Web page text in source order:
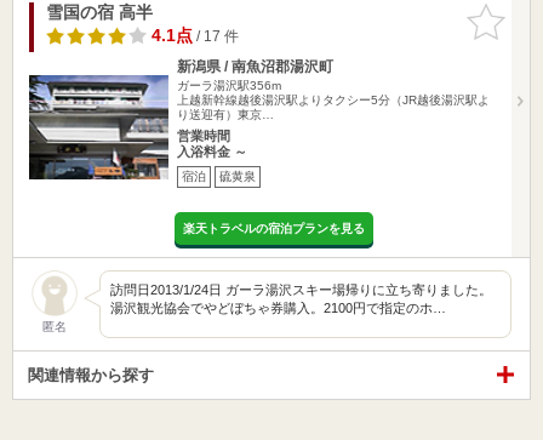
お気に入
りに追加
雪国の宿 高半
4.1点/ 17 件
新潟県 / 南魚沼郡湯沢町
ガーラ湯沢駅356m
上越新幹線越後湯沢駅よりタクシー5分（JR越後湯沢駅よ
り送迎有）東京…
営業時間
入浴料金 ～
宿泊 硫黄泉
楽天トラベルの宿泊プランを見る
匿名
訪問日2013/1/24日 ガーラ湯沢スキー場帰りに立ち寄りました。
湯沢観光協会でやどぼちゃ券購入。2100円で指定のホ…
関連情報から探す